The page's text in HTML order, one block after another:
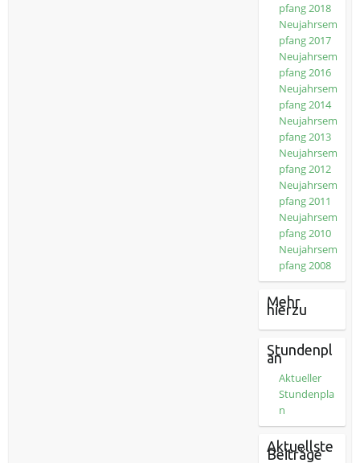
pfang 2018
Neujahrsem
pfang 2017
Neujahrsem
pfang 2016
Neujahrsem
pfang 2014
Neujahrsem
pfang 2013
Neujahrsem
pfang 2012
Neujahrsem
pfang 2011
Neujahrsem
pfang 2010
Neujahrsem
pfang 2008
Mehr
hierzu
Stundenpl
an
Aktueller
Stundenpla
n
Aktuellste
Beiträge